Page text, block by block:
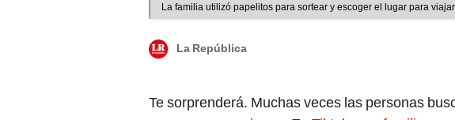
La familia utilizó papelitos para sortear y escoger el lugar para
La República
Te sorprenderá. Muchas veces las personas